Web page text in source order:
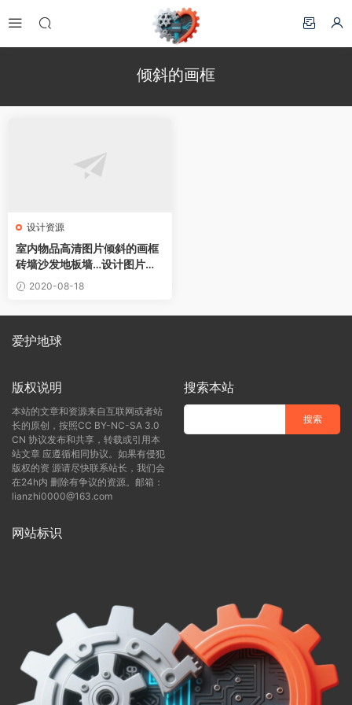
倾斜的画框
设计资源
室内物品高清图片倾斜的画框
砖墙沙发地板墙…设计图片素
材下载
2020-08-18
爱护地球
版权说明
本站的文章和资源来自互联网或者站
长的原创，按照CC BY-NC-SA 3.0
CN 协议发布和共享，转载或引用本
站文章 应遵循相同协议。如果有侵犯
版权的资 源请尽快联系站长，我们会
在24h内 删除有争议的资源。邮箱：
lianzhi0000@163.com
搜索本站
网站标识